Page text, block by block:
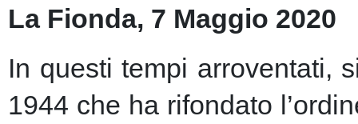
La Fionda, 7 Maggio 2020
In questi tempi arroventati,
1944 che ha rifondato